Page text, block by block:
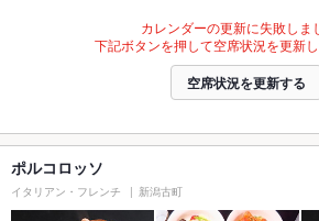
カレンダーの更新に失敗しま
下記ボタンを押して空席状況を更新し
空席状況を更新する
ポルコロッソ
イタリアン・フレンチ 新潟古町